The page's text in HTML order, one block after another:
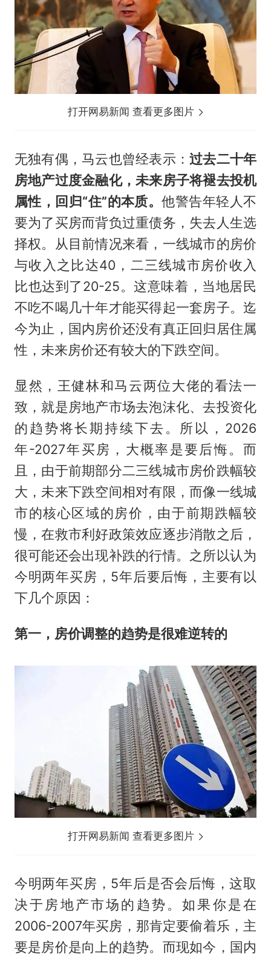
打开网易新闻 查看更多图片
无独有偶，马云也曾经表示：过去二十年
房地产过度金融化，未来房子将褪去投机
属性，回归“住”的本质。他警告年轻人不
要为了买房而背负过重债务，失去人生选
择权。从目前情况来看，一线城市的房价
与收入之比达40，二三线城市房价收入
比也达到了20-25。这意味着，当地居民
不吃不喝几十年才能买得起一套房子。迄
今为止，国内房价还没有真正回归居住属
性，未来房价还有较大的下跌空间。
显然，王健林和马云两位大佬的看法一
致，就是房地产市场去泡沫化、去投资化
的趋势将长期持续下去。所以，2026
年-2027年买房，大概率是要后悔。而
且，由于前期部分二三线城市房价跌幅较
大，未来下跌空间相对有限，而像一线城
市的核心区域的房价，由于前期跌幅较
慢，在救市利好政策效应逐步消散之后，
很可能还会出现补跌的行情。之所以认为
今明两年买房，5年后要后悔，主要有以
下几个原因：
第一，房价调整的趋势是很难逆转的
打开网易新闻 查看更多图片
今明两年买房，5年后是否会后悔，这取
决于房地产市场的趋势。如果你是在
2006-2007年买房，那肯定要偷着乐，主
要是房价是向上的趋势。而现如今，国内